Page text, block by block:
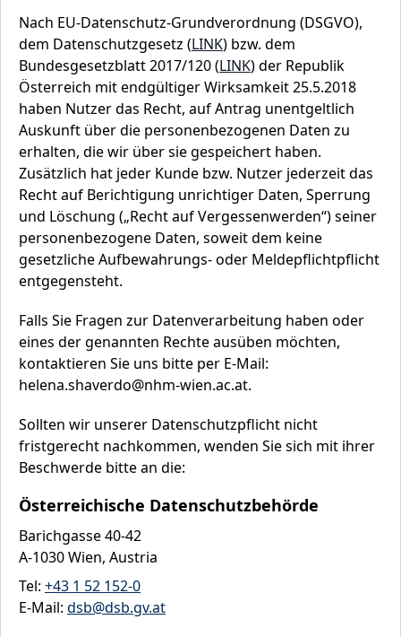
Nach EU-Datenschutz-Grundverordnung (DSGVO),
dem Datenschutzgesetz (LINK) bzw. dem
Bundesgesetzblatt 2017/120 (LINK) der Republik
Österreich mit endgültiger Wirksamkeit 25.5.2018
haben Nutzer das Recht, auf Antrag unentgeltlich
Auskunft über die personenbezogenen Daten zu
erhalten, die wir über sie gespeichert haben.
Zusätzlich hat jeder Kunde bzw. Nutzer jederzeit das
Recht auf Berichtigung unrichtiger Daten, Sperrung
und Löschung („Recht auf Vergessenwerden“) seiner
personenbezogene Daten, soweit dem keine
gesetzliche Aufbewahrungs- oder Meldepflichtpflicht
entgegensteht.
Falls Sie Fragen zur Datenverarbeitung haben oder
eines der genannten Rechte ausüben möchten,
kontaktieren Sie uns bitte per E-Mail:
helena.shaverdo@nhm-wien.ac.at.
Sollten wir unserer Datenschutzpflicht nicht
fristgerecht nachkommen, wenden Sie sich mit ihrer
Beschwerde bitte an die:
Österreichische Datenschutzbehörde
Barichgasse 40-42
A-1030 Wien, Austria
Tel: +43 1 52 152-0
E-Mail: dsb@dsb.gv.at